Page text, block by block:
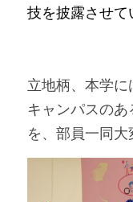
技を披露させて
立地柄、本学に
キャンパスのあ
を、部員一同大